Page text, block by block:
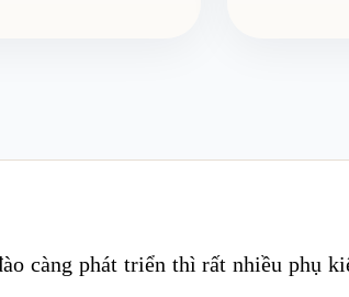
càng phát triển thì rất nhiều phụ